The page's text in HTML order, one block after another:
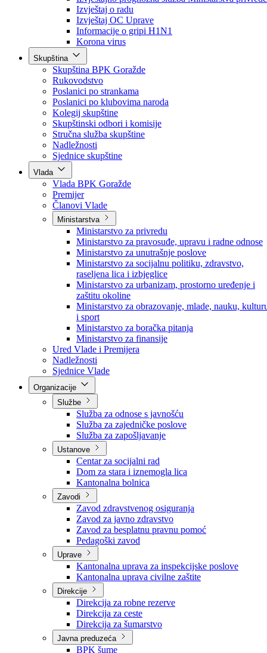
Obavještenja i izvještaji
Obavještenja Vlade
Izvještajno prognozna služba Ministarstva privrede
Izvještaj o radu
Izvještaj OC Uprave
Informacije o gripi H1N1
Korona virus
Skupština
Skupština BPK Goražde
Rukovodstvo
Poslanici po strankama
Poslanici po klubovima naroda
Kolegij skupštine
Skupštinski odbori i komisije
Stručna služba skupštine
Nadležnosti
Sjednice skupštine
Vlada
Vlada BPK Goražde
Premijer
Članovi Vlade
Ministarstva
Ministarstvo za privredu
Ministarstvo za pravosuđe, upravu i radne odnose
Ministarstvo za unutrašnje poslove
Ministarstvo za socijalnu politiku, zdravstvo,
raseljena lica i izbjeglice
Ministarstvo za urbanizam, prostorno uređenje i
zaštitu okoline
Ministarstvo za obrazovanje, mlade, nauku,
i sport
Ministarstvo za boračka pitanja
Ministarstvo za finansije
Ured Vlade i Premijera
Nadležnosti
Sjednice Vlade
Službe
Služba za odnose s javnošću
Služba za zajedničke poslove
Služba za zapošljavanje
Ustanove
Centar za socijalni rad
Dom za stara i iznemogla lica
Kantonalna bolnica
Zavodi
Zavod zdravstvenog osiguranja
Zavod za javno zdravstvo
Zavod za besplatnu pravnu pomoć
Pedagoški zavod
Uprave
Kantonalna uprava za inspekcijske poslove
Kantonalna uprava civilne zaštite
Direkcije
Direkcija za robne rezerve
Direkcija za ceste